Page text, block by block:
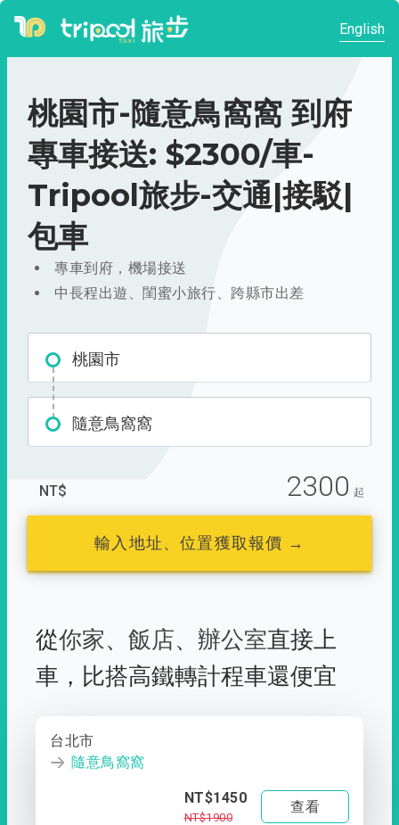
English
桃園市-隨意鳥窩窩 到府
專車接送: $2300/車-
Tripool旅步-交通|接駁|
包車
專車到府，機場接送
中長程出遊、閨蜜小旅行、跨縣市出差
桃園市
隨意鳥窩窩
NT$ 2300 起
輸入地址、位置獲取報價 →
從你家、 飯店、 辦公室直接上
車， 比搭高鐵轉計程車還便宜
台北市
隨意鳥窩窩
NT$1450
NT$1900
查看